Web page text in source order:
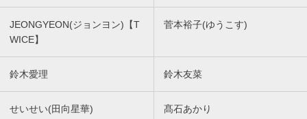
JEONGYEON(ジョンヨン)【T
WICE】
菅本裕子(ゆうこす)
鈴木愛理 鈴木友菜
せいせい(田向星華) 髙石あかり